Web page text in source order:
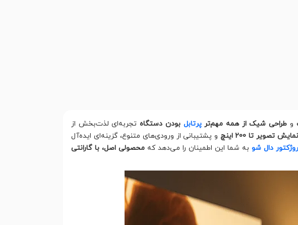
و طراحی شیک از همه مهم‌ترپرتابل بودن دستگاه تجربه‌ای لذت‌بخش از
نمایش تصویر تا 200 اینچ
و پشتیبانی از ورودی‌های متنوع، گزینه‌ای ایده‌آل
دال شوبه شما این اطمینان را می‌دهد کهمحصولی اصل، با گارانتی